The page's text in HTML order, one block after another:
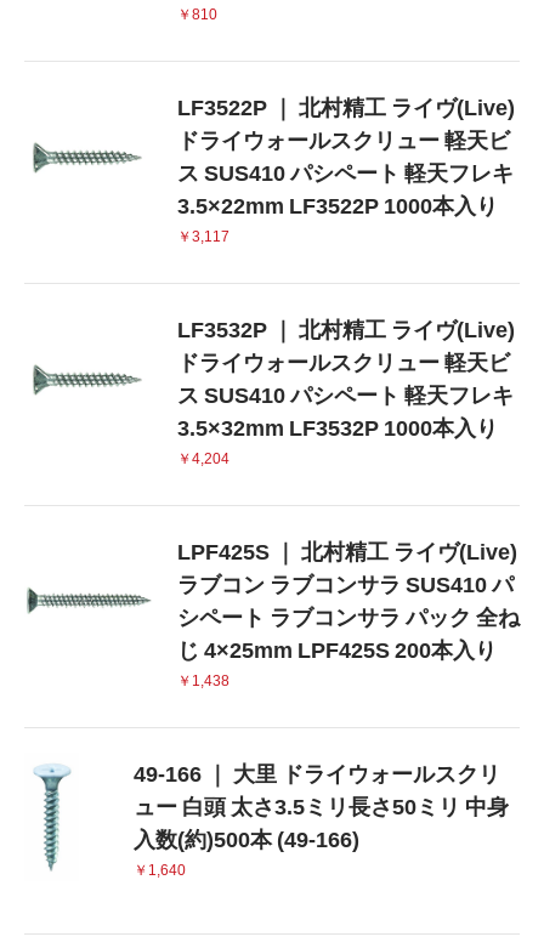
￥810
LF3522P ｜ 北村精工 ライヴ(Live)
ドライウォールスクリュー 軽天ビ
ス SUS410 パシペート 軽天フレキ
3.5×22mm LF3522P 1000本入り
￥3,117
LF3532P ｜ 北村精工 ライヴ(Live)
ドライウォールスクリュー 軽天ビ
ス SUS410 パシペート 軽天フレキ
3.5×32mm LF3532P 1000本入り
￥4,204
LPF425S ｜ 北村精工 ライヴ(Live)
ラブコン ラブコンサラ SUS410 パ
シペート ラブコンサラ パック 全ね
じ 4×25mm LPF425S 200本入り
￥1,438
49-166 ｜ 大里 ドライウォールスクリ
ュー 白頭 太さ3.5ミリ長さ50ミリ 中身
入数(約)500本 (49-166)
￥1,640